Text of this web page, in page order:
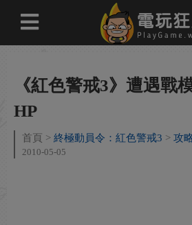
《紅色警戒3》遭遇戰
HP
首頁 終極動員令：紅色警戒3 攻
2010-05-05